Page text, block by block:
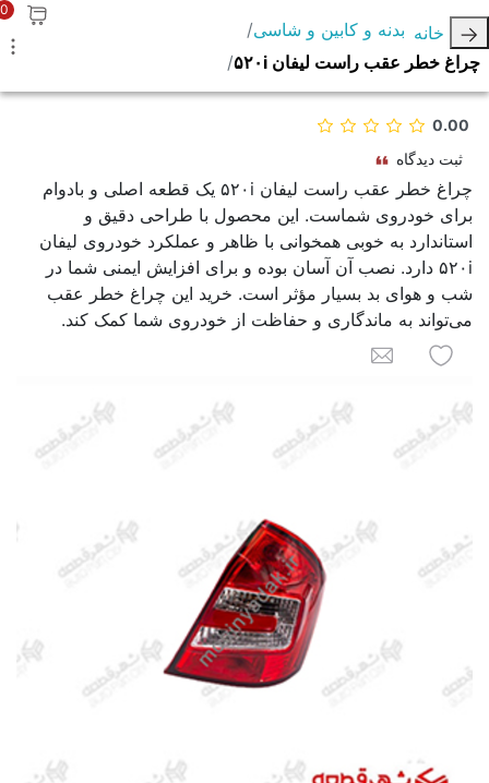
خانه
بدنه و کابین و شاسی
چراغ خطر عقب راست لیفان ۵۲۰i
0
0.00
ثبت دیدگاه
چراغ خطر عقب راست لیفان ۵۲۰i یک قطعه اصلی و بادوام
برای خودروی شماست. این محصول با طراحی دقیق و
استاندارد به خوبی همخوانی با ظاهر و عملکرد خودروی لیفان
۵۲۰i دارد. نصب آن آسان بوده و برای افزایش ایمنی شما در
شب و هوای بد بسیار مؤثر است. خرید این چراغ خطر عقب
می‌تواند به ماندگاری و حفاظت از خودروی شما کمک کند.
به لیست علاقه مندی ها اضافه کنید
برای یک دوست ایمیل کنید